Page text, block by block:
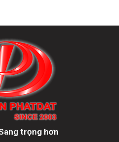
trọng hơn